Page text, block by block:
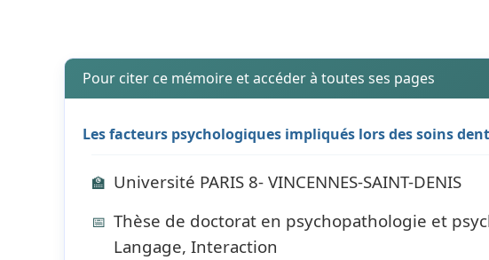
Pour citer ce mémoire et accéder à toutes ses pages
Les facteurs psychologiques impliqués lors des soins
🏫 Université PARIS 8- VINCENNES-SAINT-DENIS
📅 Thèse de doctorat en psychopathologie et
Langage, Interaction